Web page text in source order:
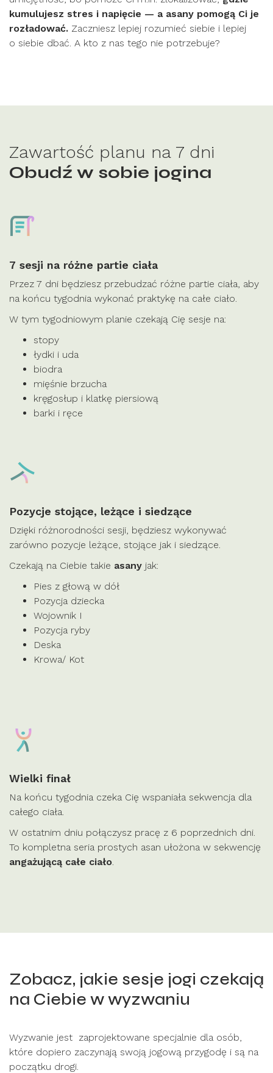
kumulujesz stres i napięcie — a asany pomogą Ci je
rozładować. Zaczniesz lepiej rozumieć siebie i lepiej
o siebie dbać. A kto z nas tego nie potrzebuje?
Zawartość planu na 7 dni
Obudź w sobie jogina
7 sesji na różne partie ciała
Przez 7 dni będziesz przebudzać różne partie ciała, aby
na końcu tygodnia wykonać praktykę na całe ciało.
W tym tygodniowym planie czekają Cię sesje na:
stopy
łydki i uda
biodra
mięśnie brzucha
kręgosłup i klatkę piersiową
barki i ręce
Pozycje stojące, leżące i siedzące
Dzięki różnorodności sesji, będziesz wykonywać
zarówno pozycje leżące, stojące jak i siedzące.
Czekają na Ciebie takie asany jak:
Pies z głową w dół
Pozycja dziecka
Wojownik I
Pozycja ryby
Deska
Krowa/ Kot
Wielki finał
Na końcu tygodnia czeka Cię wspaniała sekwencja dla
całego ciała.
W ostatnim dniu połączysz pracę z 6 poprzednich dni.
To kompletna seria prostych asan ułożona w sekwencję
angażującą całe ciało.
Zobacz, jakie sesje jogi czekają
na Ciebie w wyzwaniu
Wyzwanie jest zaprojektowane specjalnie dla osób,
które dopiero zaczynają swoją jogową przygodę i są na
początku drogi.